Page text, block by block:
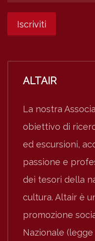
ALTAIR
La nostra
obiettivo di
ed escursioni,
passione e
dei tesori della
cultura. Altair è
promozione
Nazionale